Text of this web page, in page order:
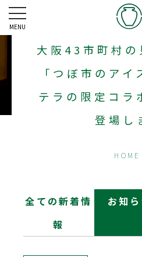
MENU
万博出店情報【
秋〜】地域の魅
大阪43市町村の
「つぼ市のア
テラの限定コラ
登場し
HOME
全ての新着情
報
お知